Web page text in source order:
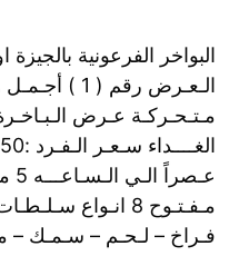
البواخر الفرعونية بالجيزة
الـعـرض رقم (
مـتـحـركـة عـرض
مـفـتـوح 8 انـواع
فـراخ – لـحـم – سـمـك –